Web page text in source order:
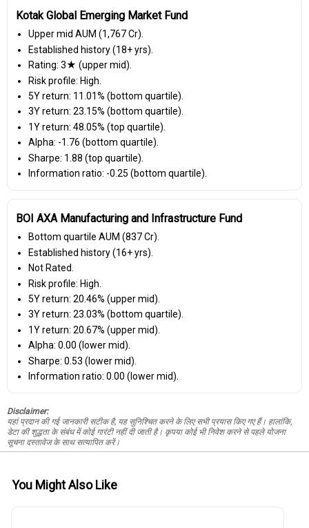
Kotak Global Emerging Market Fund
Upper mid AUM (₹1,767 Cr).
Established history (18+ yrs).
Rating: 3★ (upper mid).
Risk profile: High.
5Y return: 11.01% (bottom quartile).
3Y return: 23.15% (bottom quartile).
1Y return: 48.05% (top quartile).
Alpha: -1.76 (bottom quartile).
Sharpe: 1.88 (top quartile).
Information ratio: -0.25 (bottom quartile).
BOI AXA Manufacturing and Infrastructure Fund
Bottom quartile AUM (₹837 Cr).
Established history (16+ yrs).
Not Rated.
Risk profile: High.
5Y return: 20.46% (upper mid).
3Y return: 23.03% (bottom quartile).
1Y return: 20.67% (upper mid).
Alpha: 0.00 (lower mid).
Sharpe: 0.53 (lower mid).
Information ratio: 0.00 (lower mid).
Disclaimer:
यहां प्रदान की गई जानकारी सटीक है, यह सुनिश्चित करने के लिए सभी प्रयास किए गए हैं। हालांकि,
डेटा की शुद्धता के संबंध में कोई गारंटी नहीं दी जाती है। कृपया कोई भी निवेश करने से पहले योजना
सूचना दस्तावेज के साथ सत्यापित करें।
You Might Also Like